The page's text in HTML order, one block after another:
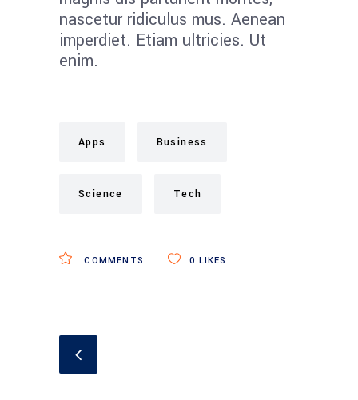
nascetur ridiculus mus. Aenean
imperdiet. Etiam ultricies. Ut
enim.
Apps Business
Science Tech
COMMENTS 0 LIKES